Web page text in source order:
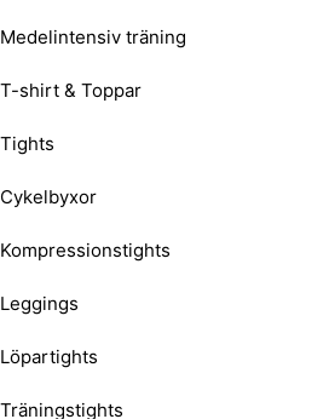
Medelintensiv träning
T-shirt & Toppar
Tights
Cykelbyxor
Kompressionstights
Leggings
Löpartights
Träningstights